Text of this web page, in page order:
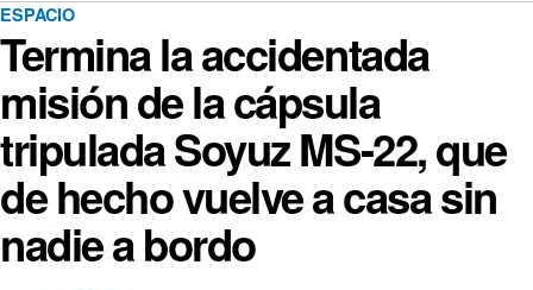
ESPACIO
Termina la accidentada
misión de la cápsula
tripulada Soyuz MS-22, que
de hecho vuelve a casa sin
nadie a bordo